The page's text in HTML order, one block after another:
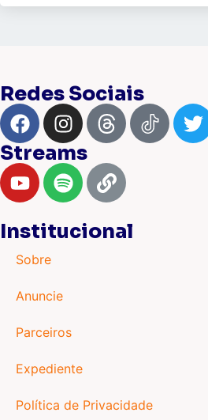
Redes Sociais
Streams
Institucional
Sobre
Anuncie
Parceiros
Expediente
Política de Privacidade